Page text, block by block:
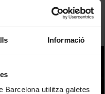
Informació
Barcelona utilitza galetes